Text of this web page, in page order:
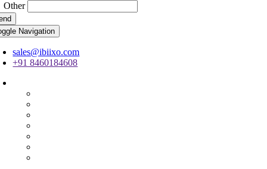
Other
Navigation
sales@ibiixo.com
+91 8460184608